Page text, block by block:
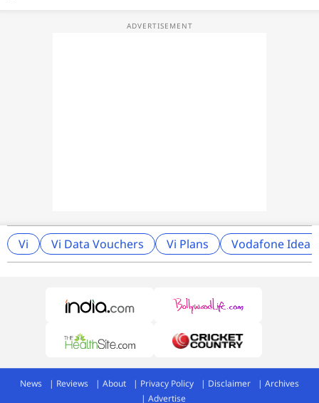
Vi Vi Data Vouchers Vi Plans Vodafone Idea
News Reviews About Privacy Policy Disclaimer
Archives
Advertise